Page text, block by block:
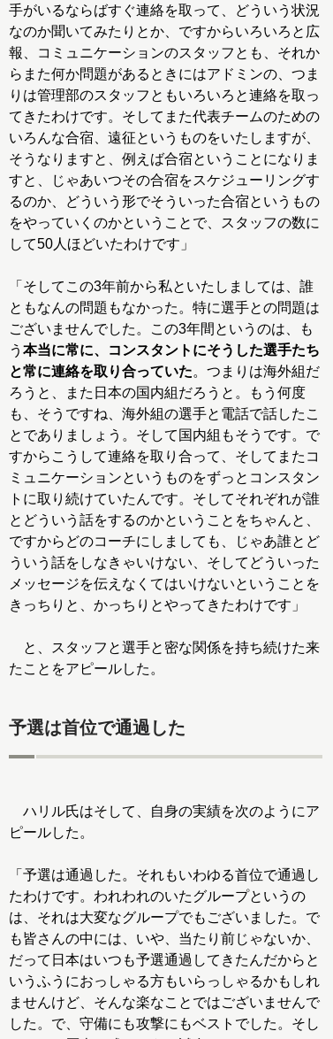
手がいるならばすぐ連絡を取って、どういう状況
なのか聞いてみたりとか、ですからいろいろと広
報、コミュニケーションのスタッフとも、それか
らまた何か問題があるときにはアドミンの、つま
りは管理部のスタッフともいろいろと連絡を取っ
てきたわけです。そしてまた代表チームのための
いろんな合宿、遠征というものをいたしますが、
そうなりますと、例えば合宿ということになりま
すと、じゃあいつその合宿をスケジューリングす
るのか、どういう形でそういった合宿というもの
をやっていくのかということで、スタッフの数に
して50人ほどいたわけです」
「そしてこの3年前から私といたしましては、誰
ともなんの問題もなかった。特に選手との問題は
ございませんでした。この3年間というのは、も
う 本当に常に、コンスタントにそうした選手たち
と常に連絡を取り合っていた。つまりは海外組だ
ろうと、また日本の国内組だろうと。もう何度
も、そうですね、海外組の選手と電話で話したこ
とでありましょう。そして国内組もそうです。で
すからこうして連絡を取り合って、そしてまたコ
ミュニケーションというものをずっとコンスタン
トに取り続けていたんです。そしてそれぞれが誰
とどういう話をするのかということをちゃんと、
ですからどのコーチにしましても、じゃあ誰とど
ういう話をしなきゃいけない、そしてどういった
メッセージを伝えなくてはいけないということを
きっちりと、かっちりとやってきたわけです」
と、スタッフと選手と密な関係を持ち続けた来
たことをアピールした。
予選は首位で通過した
ハリル氏はそして、自身の実績を次のようにア
ピールした。
「予選は通過した。それもいわゆる首位で通過し
たわけです。われわれのいたグループというの
は、それは大変なグループでもございました。で
も皆さんの中には、いや、当たり前じゃないか、
だって日本はいつも予選通過してきたんだからと
いうふうにおっしゃる方もいらっしゃるかもしれ
ませんけど、そんな楽なことではございませんで
した。で、守備にも攻撃にもベストでした。そし